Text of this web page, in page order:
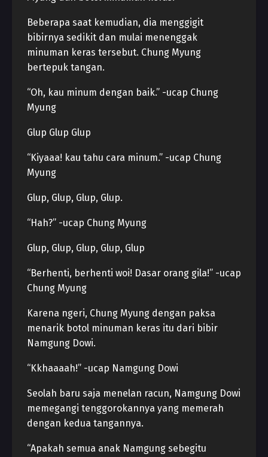
Beberapa saat kemudian, dia menggigit
bibirnya sedikit dan mulai menenggak
minuman keras tersebut. Chung Myung
bertepuk tangan.
“Oh, kau minum dengan baik.” -ucap Chung
Myung
Glup Glup Glup
“Kiyaaa! kau tahu cara minum.” -ucap Chung
Myung
Glup, Glup, Glup, Glup.
“Hah?” -ucap Chung Myung
Glup, Glup, Glup, Glup, Glup
“Berhenti, berhenti woi! Dasar orang gila!” -ucap
Chung Myung
Karena ngeri, Chung Myung dengan paksa
menarik botol minuman keras itu dari bibir
Namgung Dowi.
“Kkhaaaah!” -ucap Namgung Dowi
Seolah baru saja menelan racun, Namgung Dowi
memegangi tenggorokannya yang memerah
dengan kedua tangannya.
“Apakah semua anak Namgung sebegitu